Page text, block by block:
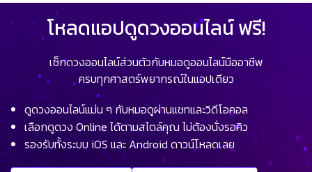
โหลดแอปดูดวงออนไลน์ ฟรี!
เช็กดวงออนไลน์ส่วนตัวกับหมอดูออนไลน์มืออาชีพ
ครบทุกศาสตร์พยากรณ์ในแอปเดียว
ดูดวงออนไลน์แม่น ๆ กับหมอดูผ่านแชทและวิดีโอคอล
เลือกดูดวง Online ได้ตามสไตล์คุณ ไม่ต้องนั่งรอคิว
รองรับทั้งระบบ iOS และ Android ดาวน์โหลดเลย